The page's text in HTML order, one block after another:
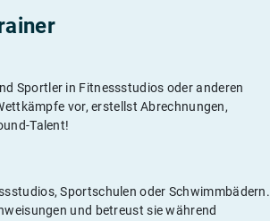
Sportler in Fitnessstudios oder anderen
vor, erstellst Abrechnungen,
Talent!
Sportschulen oder Schwimmbädern.
und betreust sie während